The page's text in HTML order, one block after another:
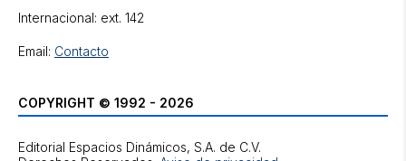
Internacional: ext. 142
Email: Contacto
COPYRIGHT © 1992 - 2026
Editorial Espacios Dinámicos, S.A. de C.V.